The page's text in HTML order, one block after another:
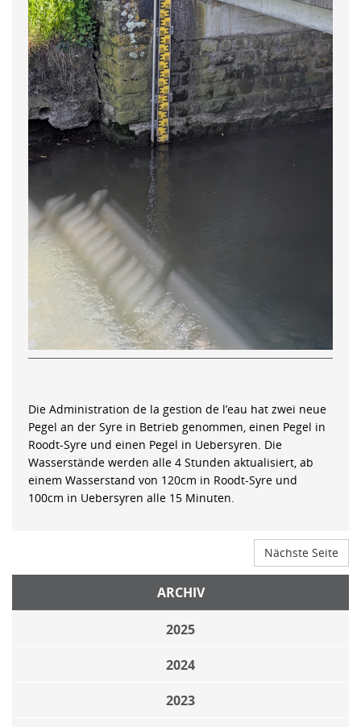
Die Administration de la gestion de l’eau hat zwei neue
Pegel an der Syre in Betrieb genommen, einen Pegel in
Roodt-Syre und einen Pegel in Uebersyren. Die
Wasserstände werden alle 4 Stunden aktualisiert, ab
einem Wasserstand von 120cm in Roodt-Syre und
100cm in Uebersyren alle 15 Minuten.
Nächste Seite
ARCHIV
2025
2024
2023